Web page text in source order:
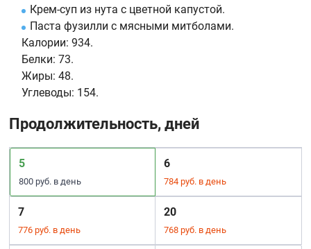
Крем-суп из нута с цветной капустой.
Паста фузилли с мясными митболами.
Калории: 934.
Белки: 73.
Жиры: 48.
Углеводы: 154.
Продолжительность, дней
5
800 руб. в день
6
784 руб. в день
7
776 руб. в день
20
768 руб. в день